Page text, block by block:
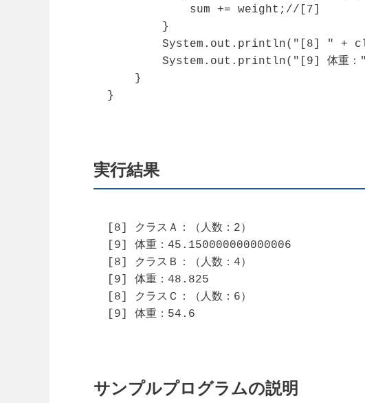
            sum += weight;//[7]
        }
System.out.println("[8] " +
System.out.println("[9] 体重
    }
}
実行結果
[8] クラスＡ：（人数：2）
[9] 体重：45.150000000000006
[8] クラスＢ：（人数：4）
[9] 体重：48.825
[8] クラスＣ：（人数：6）
[9] 体重：54.6
サンプルプログラムの説明